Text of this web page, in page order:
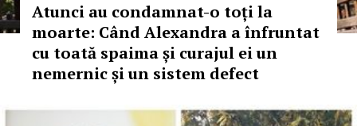
Atunci au condamnat-o toți la
moarte: Când Alexandra a înfruntat
cu toată spaima și curajul ei un
nemernic și un sistem defect